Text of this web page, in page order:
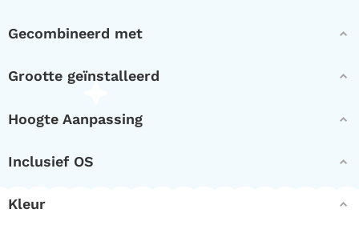
Gecombineerd met
Grootte geïnstalleerd
Hoogte Aanpassing
Inclusief OS
Kleur